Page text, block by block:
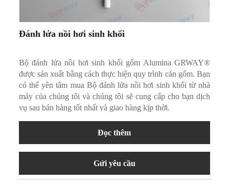
Đánh lửa nồi hơi sinh khối
Bộ đánh lửa nồi hơi sinh khối gốm Alumina GRWAY®
được sản xuất bằng cách thực hiện quy trình cán gốm. Bạn
có thể yên tâm mua Bộ đánh lửa nồi hơi sinh khối từ nhà
máy của chúng tôi và chúng tôi sẽ cung cấp cho bạn dịch
vụ sau bán hàng tốt nhất và giao hàng kịp thời.
Đọc thêm
Gửi yêu cầu